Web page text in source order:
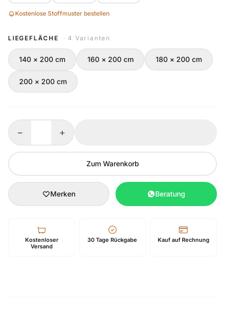
Kostenlose Stoffmuster bestellen
LIEGEFLÄCHE · 4 Varianten
140 × 200 cm 160 × 200 cm 180 × 200 cm
200 × 200 cm
− +
Zum Warenkorb
Merken Beratung
Kostenloser
Versand
30 Tage Rückgabe Kauf auf Rechnung